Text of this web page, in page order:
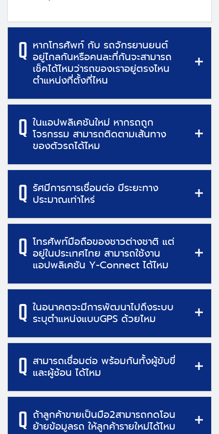
Q หากโทรศัพท์ กับ รถจักรยานยนต์
อยู่ไกลกันหรือคนละที่กันจะสามารถ
เช็คได้ไหมว่ารถของเราอยู่ตรงไหน
ตำแหน่งที่ตั้งที่ไหน
Q ในแอปพลิเคชันใหม่ หากรถถูก
โจรกรรม สามารถติดตามเส้นทาง
ของตัวรถได้ไหม
Q รัศมีการการเชื่อมต่อ มีระยะทาง
ประมาณเท่าไหร่
Q โทรศัพท์มือถือของชาวต่างชาติ แต่
อยู่ในประเทศไทย สามารถใช้งาน
แอปพลิเคชัน Y-Connect ได้ไหม
Q ในอนาคตจะมีการพัฒนาไปถึงระบบ
ระบุตำแหน่งแบบGPS ด้วยไหม
Q สามารถเชื่อมต่อ พร้อมกันทั้งผู้ขับขี่
และผู้ซ้อน ได้ไหม
Q ถ้าลูกค้าขายเป็นมือ2สามารถกดโอน
ย้ายข้อมูลรถ ให้ลูกค้ารายใหม่ได้ไหม